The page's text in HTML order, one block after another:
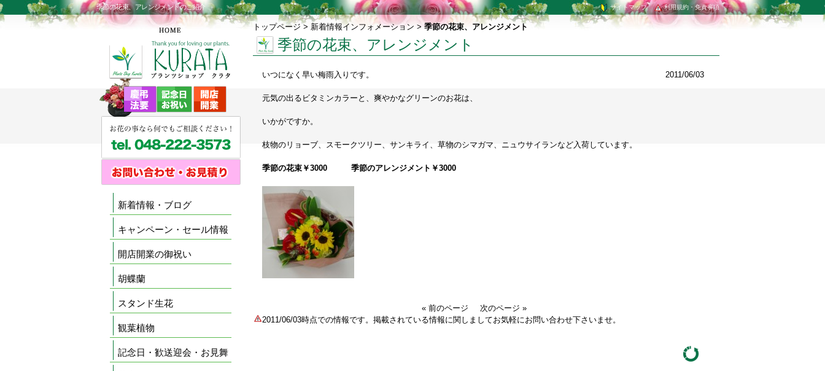
季節の花束、アレンジメントのご紹介 利用規約・免責事項
サイトマップ
トップページ > 新着情報インフォメーション > 季節の花束、アレンジメント
季節の花束、アレンジメント
2011/06/03
いつになく早い梅雨入りです。
元気の出るビタミンカラーと、爽やかなグリーンのお花は、
いかがですか。
枝物のリョーブ、スモークツリー、サンキライ、草物のシマガマ、ニュウサイランなど入荷しています。
季節の花束￥3000 季節のアレンジメント￥3000
« 前のページ
次のページ »
2011/06/03時点での情報です。掲載されている情報に関しましてお気軽にお問い合わせ下さいませ。
新着情報・ブログ
キャンペーン・セール情報
開店開業の御祝い
胡蝶蘭
スタンド生花
観葉植物
記念日・歓送迎会・お見舞